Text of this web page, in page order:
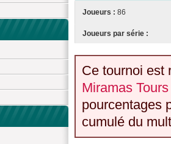
Joueurs : 86
Joueurs par série :
Ce tournoi est
Miramas
pourcentages
cumulé du